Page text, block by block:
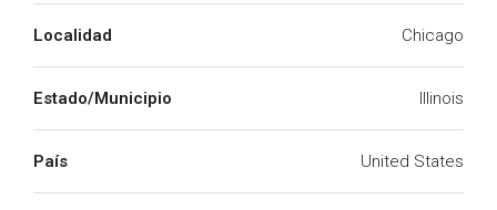
Localidad Chicago
Estado/Municipio Illinois
País United States